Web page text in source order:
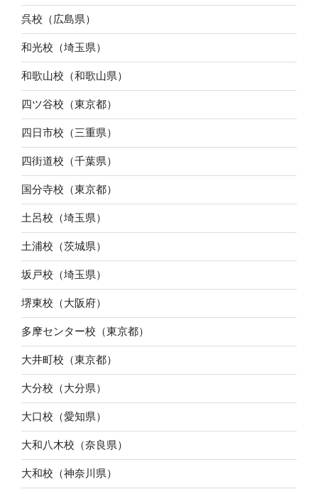
呉校（広島県）
和光校（埼玉県）
和歌山校（和歌山県）
四ツ谷校（東京都）
四日市校（三重県）
四街道校（千葉県）
国分寺校（東京都）
土呂校（埼玉県）
土浦校（茨城県）
坂戸校（埼玉県）
堺東校（大阪府）
多摩センター校（東京都）
大井町校（東京都）
大分校（大分県）
大口校（愛知県）
大和八木校（奈良県）
大和校（神奈川県）